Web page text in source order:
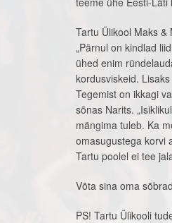
Tartu Ülikool Maks
„Pärnul on kindlad
ühed enim
kordusviskeid.
Tegemist on ikkagi
sõnas Narits.
mängima tuleb. Ka
omasugustega korvi
Tartu poolel ei tee
Võta sina oma
PS! Tartu Ülikooli